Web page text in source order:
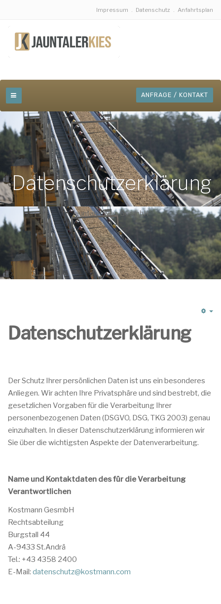
Impressum . Datenschutz . Anfahrtsplan
ANFRAGE / KONTAKT
Datenschutzerklärung
Jauntaler Kies GesmbH
Datenschutzerklärung
Der Schutz Ihrer persönlichen Daten ist uns ein besonderes
Anliegen. Wir achten Ihre Privatsphäre und sind bestrebt, die
gesetzlichen Vorgaben für die Verarbeitung Ihrer
personenbezogenen Daten (DSGVO, DSG, TKG 2003) genau
einzuhalten. In dieser Datenschutzerklärung informieren wir
Sie über die wichtigsten Aspekte der Datenverarbeitung.
Name und Kontaktdaten des für die Verarbeitung
Verantwortlichen
Kostmann GesmbH
Rechtsabteilung
Burgstall 44
A-9433 St.Andrä
Tel.: +43 4358 2400
E-Mail: datenschutz@kostmann.com